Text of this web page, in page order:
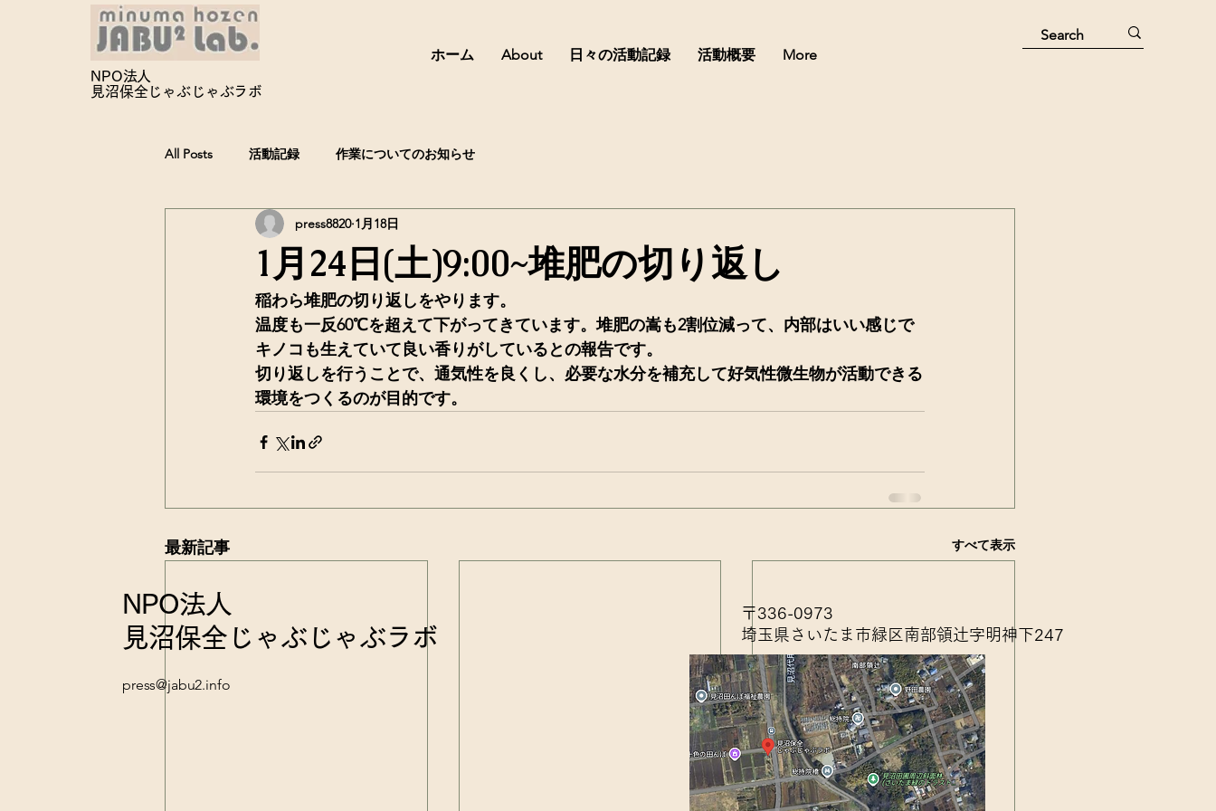
NPO法人
見沼保全じゃぶじゃぶラボ
ホーム About 日々の活動記録 活動概要 More
All Posts 活動記録 作業についてのお知らせ
1月24日(土)9:00~堆肥の切り返し
press8820 1月18日
稲わら堆肥の切り返しをやります。
温度も一反60℃を超えて下がってきています。堆肥の嵩も2割位減って、内部はいい感じで
キノコも生えていて良い香りがしているとの報告です。
切り返しを行うことで、通気性を良くし、必要な水分を補充して好気性微生物が活動できる
環境をつくるのが目的です。
最新記事 すべて表示
NPO法人
見沼保全じゃぶじゃぶラボ
press@jabu2.info
〒336-0973
埼玉県さいたま市緑区南部領辻字明神下247